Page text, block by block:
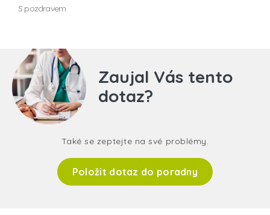
S pozdravem
Zaujal Vás tento
dotaz?
Také se zeptejte na své problémy.
Položit dotaz do poradny